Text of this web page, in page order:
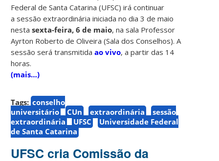
Federal de Santa Catarina (UFSC) irá continuar
a sessão extraordinária iniciada no dia 3 de maio
nestasexta-feira, 6 de maio, na sala Professor
Ayrton Roberto de Oliveira (Sala dos Conselhos). A
sessão será transmitidaao vivo, a partir das 14
horas.
(mais…)
Tags: conselho
universitário
CUn extraordinária
sessão
extraordinária
UFSC
Universidade Federal
de Santa Catarina
UFSC cria Comissão da